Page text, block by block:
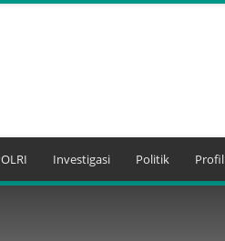
Investigasi Politik Profil